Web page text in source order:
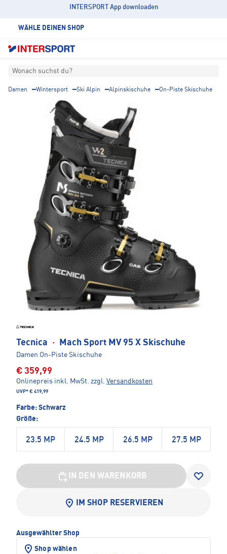
INTERSPORT App downloaden
WÄHLE DEINEN SHOP
Wonach suchst du?
Damen Wintersport Ski Alpin Alpinskischuhe On-Piste Skischuhe
Tecnica · Mach Sport MV 95 X Skischuhe
Damen On-Piste Skischuhe
€ 359,99
Onlinepreis inkl. MwSt. zzgl. Versandkosten
UVP* € 419,99
Farbe: Schwarz
Größe:
23.5 MP 24.5 MP 26.5 MP 27.5 MP
IN DEN WARENKORB
IM SHOP RESERVIEREN
Ausgewählter Shop
Shop wählen